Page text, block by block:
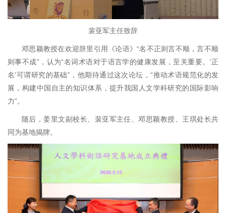
裴亚军主任致辞
邓思颖教授在欢迎辞里引用《论语》“名不正则言不顺，言不顺
则事不成”，认为“名词术语对于语言学的健康发展，至关重要。‘正
名’可谓研究的基础”，他期待通过这次论坛，“推动术语规范化的发
展，构建中国自主的知识体系，提升我国人文学科研究的国际影响
力”。
随后，姜里文副校长、裴亚军主任、邓思颖教授、王琪处长共
同为基地揭牌。